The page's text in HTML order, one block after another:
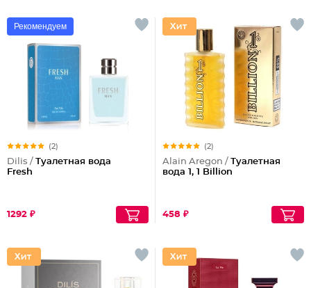
Рекомендуем
(2)
Dilis / Туалетная вода
Fresh
1292 ₽
(2)
Alain Aregon / Туалетная
вода 1, 1 Billion
458 ₽